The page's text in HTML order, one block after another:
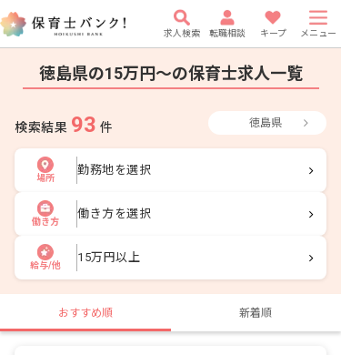
求人検索 転職相談 キープ メニュー
徳島県の15万円〜の保育士求人一覧
検索結果 93 件 徳島県
場所
勤務地を選択
働き方
働き方を選択
給与/他
15万円以上
おすすめ順 新着順